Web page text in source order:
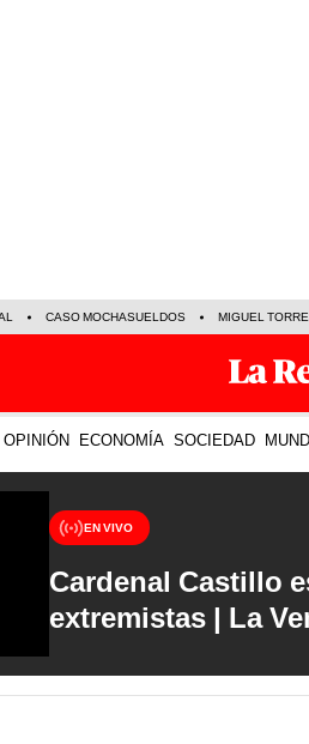
CASO MOCHASUELDOS MIGUEL
OPINIÓN ECONOMÍA SOCIEDAD
EN VIVO
Cardenal Castillo
extremistas | La